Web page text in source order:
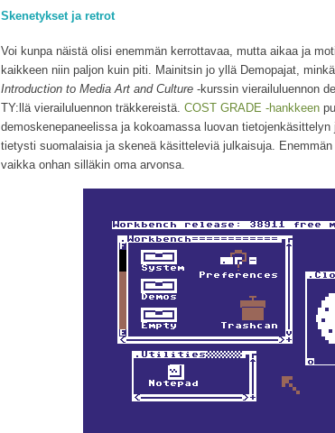
Skenetykset ja retrot
Voi kunpa näistä olisi enemmän kerrottavaa, mutta aikaa ja
kaikkeen niin paljon kuin piti. Mainitsin jo yllä Demopajat,
Introduction to Media Art and Culture -kurssin vierailuluennon
TY:llä vierailuluennon träkkereistä. COST GRADE -hankkeen
demoskenepaneelissa ja kokoamassa luovan
tietysti suomalaisia ja skeneä käsitteleviä julkaisuja.
vaikka onhan silläkin oma arvonsa.